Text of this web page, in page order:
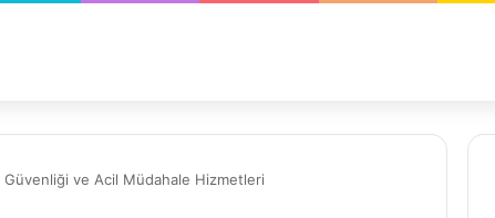
ve Acil Müdahale Hizmetleri